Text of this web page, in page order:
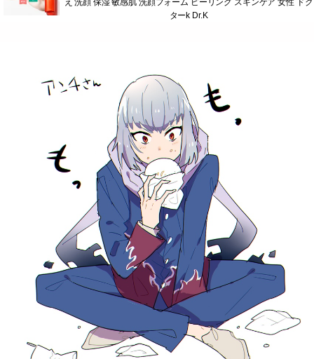
え 洗顔 保湿 敏感肌 洗顔フォーム ピーリング スキンケア 女性 ドク
ターk Dr.K